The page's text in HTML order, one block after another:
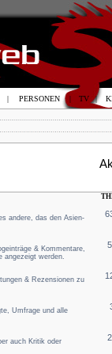
andere, das den Asien-
& Kommentare,
angezeigt werden.
& Rezensionen zu
Umfrage und alle
auch Kritik oder
| PERSONEN | TV |